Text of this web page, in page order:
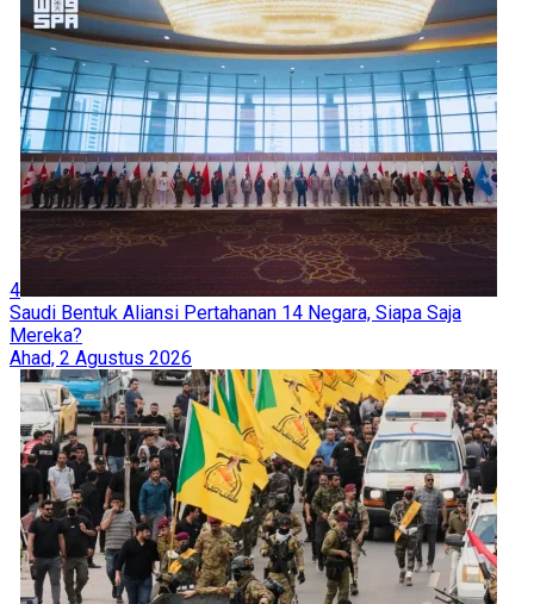
4
Saudi Bentuk Aliansi Pertahanan 14 Negara, Siapa Saja
Mereka?
Ahad, 2 Agustus 2026